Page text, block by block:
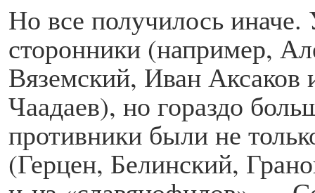
Но все получилось
сторонники (например,
Вяземский, Иван Аксаков
Чаадаев), но гораздо
противники были не
(Герцен, Белинский,